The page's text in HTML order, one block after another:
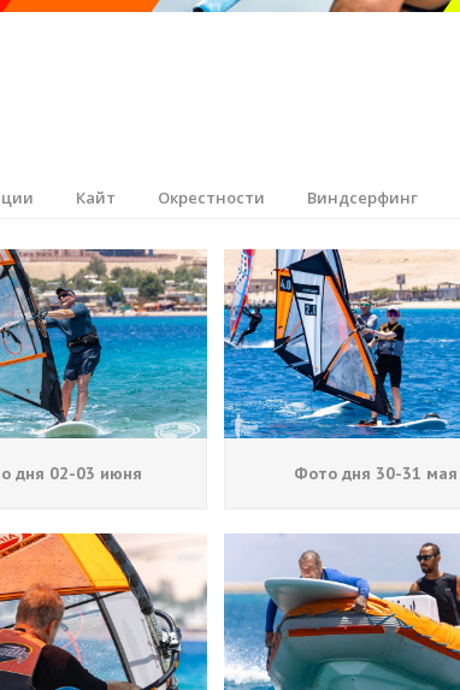
Кайт Окрестности Виндсерфинг
дня 02-03 июня Фото дня 30-31 мая